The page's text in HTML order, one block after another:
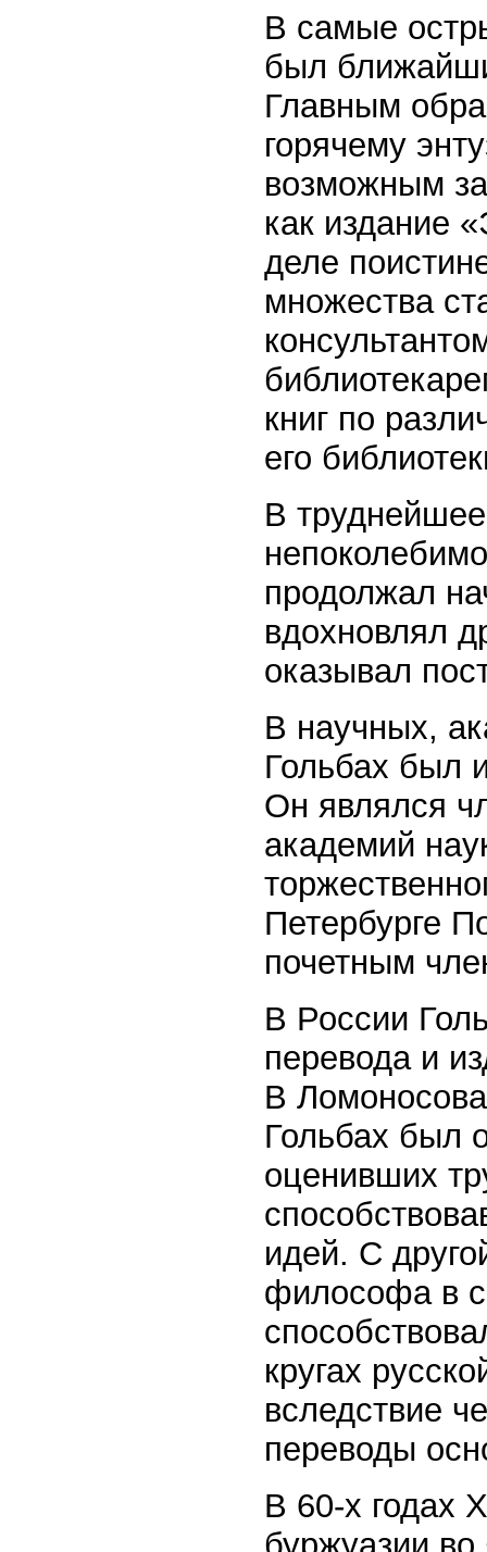
В самые
был
Главным
горячему
возможным
как издание
деле
множества
книг по
его
В
продолжал
вдохновлял
оказывал
В научных,
Гольбах был
Он являлся
академий
Петербурге
почетным
В России
перевода и
В
Гольбах был
оценивших
идей. С
философа в
кругах
вследствие
переводы
В 60-х годах